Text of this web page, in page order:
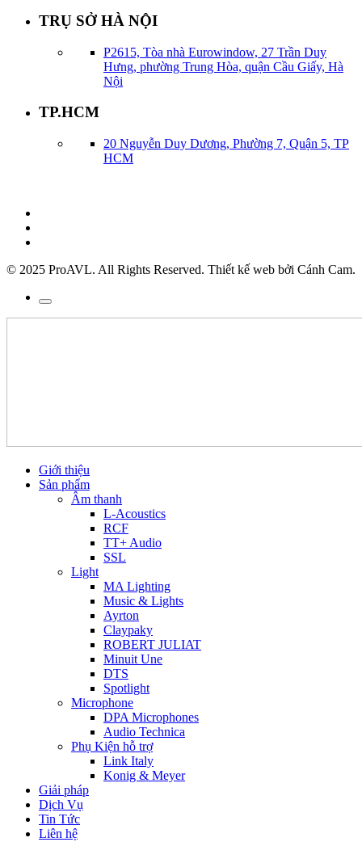
TRỤ SỞ HÀ NỘI
P2615, Tòa nhà Eurowindow, 27 Trần Duy
Hưng, phường Trung Hòa, quận Cầu Giấy, Hà
Nội
TP.HCM
20 Nguyễn Duy Dương, Phường 7, Quận 5, TP
HCM
© 2025 ProAVL. All Rights Reserved. Thiết kế web bởi Cánh Cam.
Giới thiệu
Sản phẩm
Âm thanh
L-Acoustics
RCF
TT+ Audio
SSL
Light
MA Lighting
Music & Lights
Ayrton
Claypaky
ROBERT JULIAT
Minuit Une
DTS
Spotlight
Microphone
DPA Microphones
Audio Technica
Phụ Kiện hỗ trợ
Link Italy
Konig & Meyer
Giải pháp
Dịch Vụ
Tin Tức
Liên hệ